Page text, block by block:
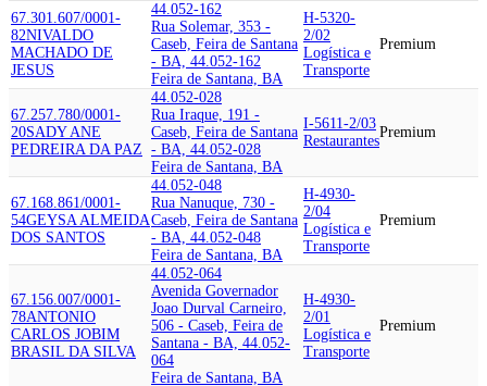
67.301.607/0001-
82NIVALDO
MACHADO DE
JESUS
44.052-162
Rua Solemar, 353 -
Caseb, Feira de Santana
- BA, 44.052-162
Feira de Santana, BA
H-5320-
2/02
Logística e
Transporte
Premium
67.257.780/0001-
20SADY ANE
PEDREIRA DA PAZ
44.052-028
Rua Iraque, 191 -
Caseb, Feira de Santana
- BA, 44.052-028
Feira de Santana, BA
I-5611-2/03
Restaurantes
Premium
67.168.861/0001-
54GEYSA ALMEIDA
DOS SANTOS
44.052-048
Rua Nanuque, 730 -
Caseb, Feira de Santana
- BA, 44.052-048
Feira de Santana, BA
H-4930-
2/04
Logística e
Transporte
Premium
67.156.007/0001-
78ANTONIO
CARLOS JOBIM
BRASIL DA SILVA
44.052-064
Avenida Governador
Joao Durval Carneiro,
506 - Caseb, Feira de
Santana - BA, 44.052-
064
Feira de Santana, BA
H-4930-
2/01
Logística e
Transporte
Premium